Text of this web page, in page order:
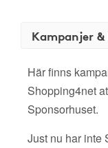
Kampanjer
Här finns
Shopping4net
Sponsorhuset.
Just nu har inte